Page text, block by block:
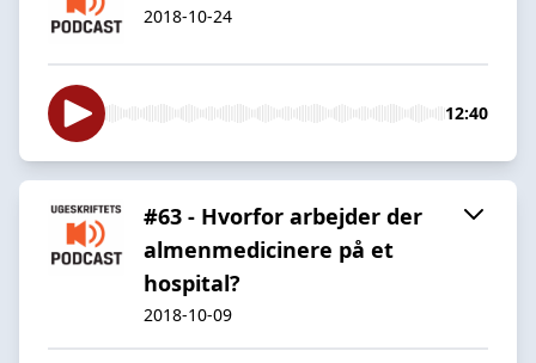
2018-10-24
12:40
#63 - Hvorfor arbejder der
almenmedicinere på et
hospital?
2018-10-09